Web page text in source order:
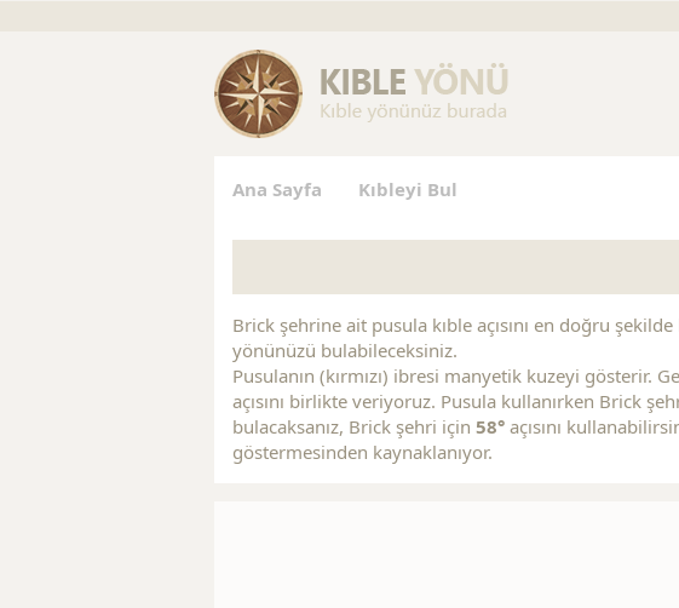
Ana Sayfa Kıbleyi Bul
Brick şehrine ait pusula kıble açısını en doğru
yönünüzü bulabileceksiniz.
Pusulanın (kırmızı) ibresi manyetik kuzeyi gösterir.
açısını birlikte veriyoruz. Pusula kullanırken Brick
bulacaksanız, Brick şehri için 58° açısını
göstermesinden kaynaklanıyor.